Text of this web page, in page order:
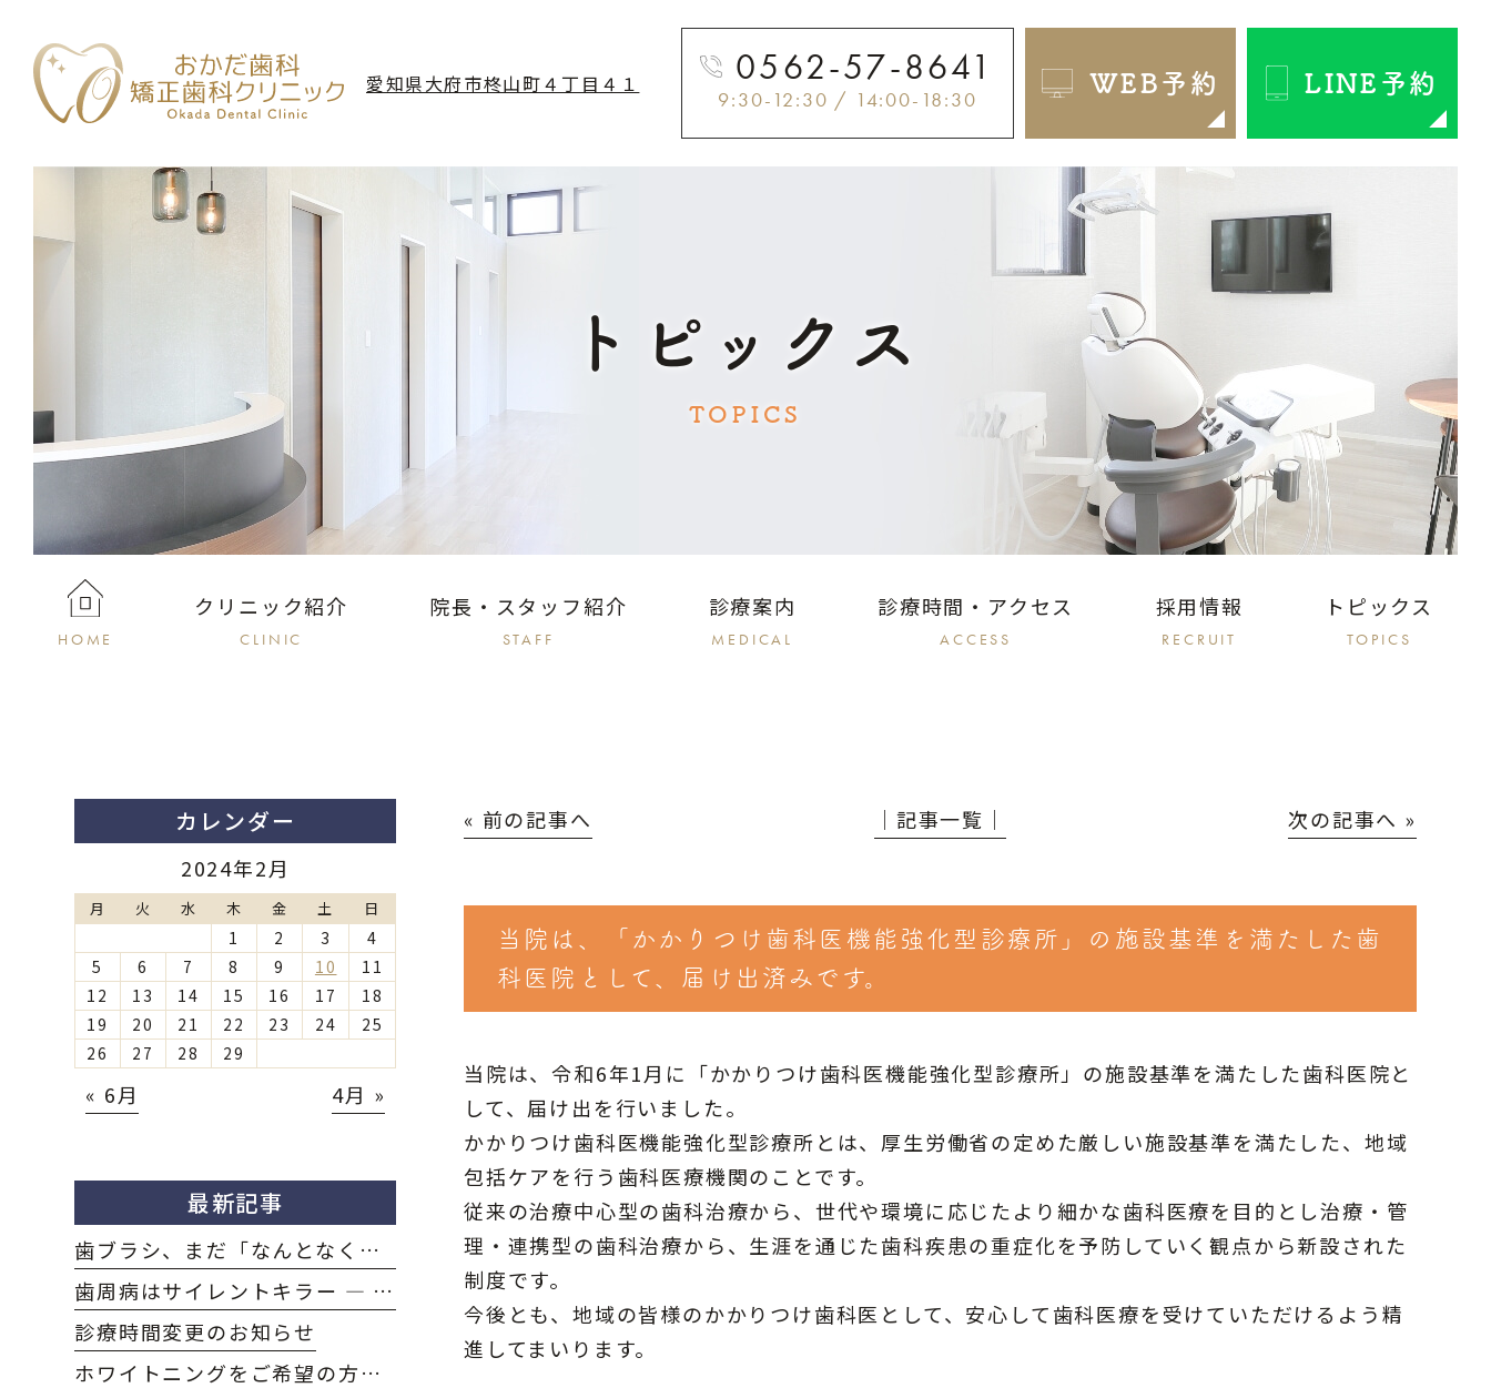
愛知県大府市柊山町４丁目４１ 0562-57-8641
9:30-12:30 / 14:00-18:30
WEB予約 LINE予約
トピックス
TOPICS
HOME
クリニック紹介
CLINIC
院長・スタッフ紹介
STAFF
診療案内
MEDICAL
診療時間・アクセス
ACCESS
採用情報
RECRUIT
トピックス
TOPICS
« 前の記事へ │記事一覧│ 次の記事へ »
当院は、「かかりつけ歯科医機能強化型診療所」の施設基準を満たした歯
科医院として、届け出済みです。
当院は、令和6年1月に「かかりつけ歯科医機能強化型診療所」の施設基準を満たした歯科医院と
して、届け出を行いました。
かかりつけ歯科医機能強化型診療所とは、厚生労働省の定めた厳しい施設基準を満たした、地域
包括ケアを行う歯科医療機関のことです。
従来の治療中心型の歯科治療から、世代や環境に応じたより細かな歯科医療を目的とし治療・管
理・連携型の歯科治療から、生涯を通じた歯科疾患の重症化を予防していく観点から新設された
制度です。
今後とも、地域の皆様のかかりつけ歯科医として、安心して歯科医療を受けていただけるよう精
進してまいります。
カレンダー
2024年2月
月 火 水 木 金 土 日
1 2 3
4
5
6 7 8 9 10
11
12
13 14 15 16 17
18
19
20 21 22 23 24
25
26
27 28 29
« 6月 4月 »
最新記事
歯ブラシ、まだ「なんとなく」選んでいませんか？｜大府市のおかだ歯科・矯正歯科クリニック
歯周病はサイレントキラー — 自覚症状がないまま進行する怖さと、大府市での予防・治療のポイント｜大府市のおかだ歯科・矯正歯科クリニック
診療時間変更のお知らせ
ホワイトニングをご希望の方へ －流れと注意点を解説－｜大府市のおかだ歯科・矯正歯科クリニック